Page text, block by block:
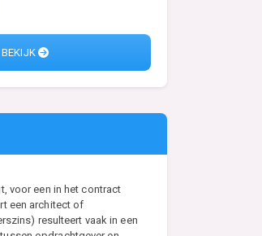
BEKIJK
voor een in het contract
een architect of
resulteert vaak in een